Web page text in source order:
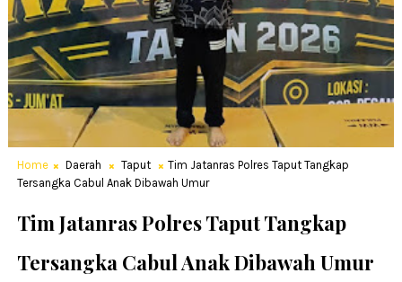
Home Daerah Taput
Tim Jatanras Polres Taput Tangkap
Tersangka Cabul Anak Dibawah Umur
Tim Jatanras Polres Taput Tangkap
Tersangka Cabul Anak Dibawah Umur